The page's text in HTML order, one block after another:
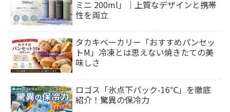
ミニ 200ml」｜上質なデザインと携帯
性を両立
タカキベーカリー「おすすめパンセッ
トM」冷凍とは思えない焼きたての美
味しさ
ロゴス「氷点下パック-16℃」を徹底
紹介！驚異の保冷力